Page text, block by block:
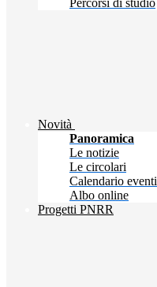
Percorsi di studio
Novità
Panoramica
Le notizie
Le circolari
Calendario eventi
Albo online
Progetti PNRR